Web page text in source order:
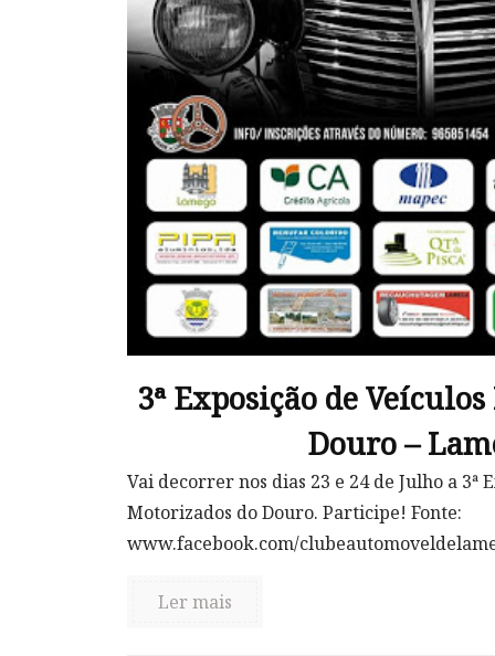
3ª Exposição de
Douro –
Vai decorrer nos dias 23 e 24 de Julho a 3ª
Motorizados do Douro. Participe! Fonte:
www.facebook.com/
Ler mais